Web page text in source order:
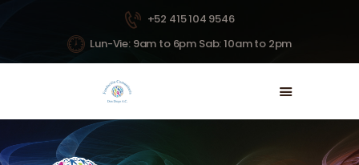
+52 415 104 9546
Lun-Vie: 9am to 6pm Sab: 10am to 2pm
INICIO
NOSOTROS
PROYECTOS